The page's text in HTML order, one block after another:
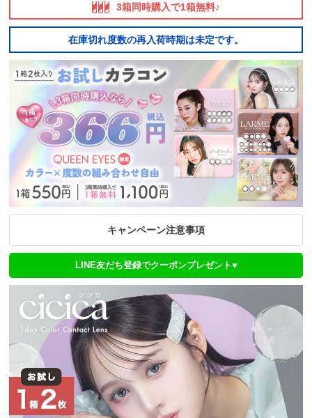
3箱同時購入で1箱無料♪
在庫切れ度数の再入荷時期は未定です。
キャンペーン注意事項
LINE友だち登録でクーポンプレゼント♥